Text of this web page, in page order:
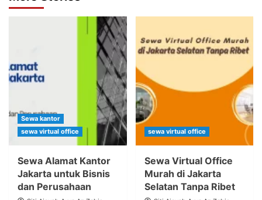
Sewa kantor
sewa virtual office
Sewa Alamat Kantor
Jakarta untuk Bisnis
dan Perusahaan
sewa virtual office
Sewa Virtual Office
Murah di Jakarta
Selatan Tanpa Ribet